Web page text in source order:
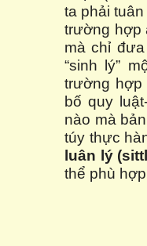
ta phải
trường hợp
mà chỉ
“sinh lý”
trường
bố quy
nào mà
túy thực
luân lý
thể phù